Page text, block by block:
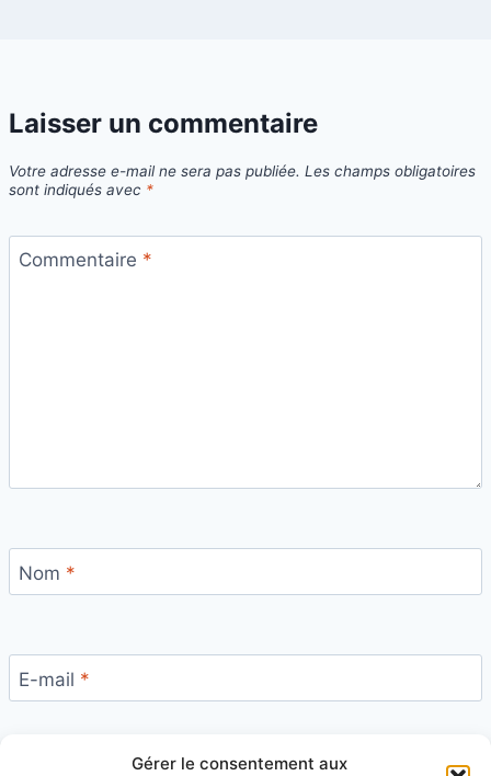
Gérer le consentement aux
Laisser un commentaire
Votre adresse e-mail ne sera pas publiée. Les champs obligatoires
sont indiqués avec *
Commentaire *
Nom *
E-mail *